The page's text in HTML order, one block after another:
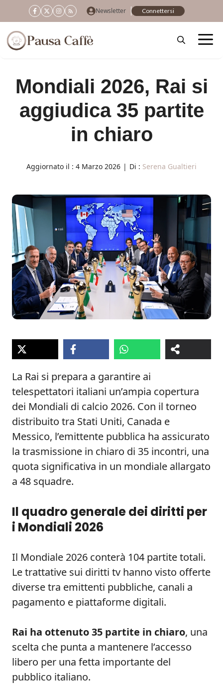
al
contenuto
Newsletter Connettersi
Mondiali 2026, Rai si
aggiudica 35 partite
in chiaro
Aggiornato il : 4 Marzo 2026 | Di : Serena Gualtieri
La Rai si prepara a garantire ai
telespettatori italiani un’ampia copertura
dei Mondiali di calcio 2026. Con il torneo
distribuito tra Stati Uniti, Canada e
Messico, l’emittente pubblica ha assicurato
la trasmissione in chiaro di 35 incontri, una
quota significativa in un mondiale allargato
a 48 squadre.
Il quadro generale dei diritti per
i Mondiali 2026
Il Mondiale 2026 conterà 104 partite totali.
Le trattative sui diritti tv hanno visto offerte
diverse tra emittenti pubbliche, canali a
pagamento e piattaforme digitali.
Rai ha ottenuto 35 partite in chiaro, una
scelta che punta a mantenere l’accesso
libero per una fetta importante del
pubblico italiano.